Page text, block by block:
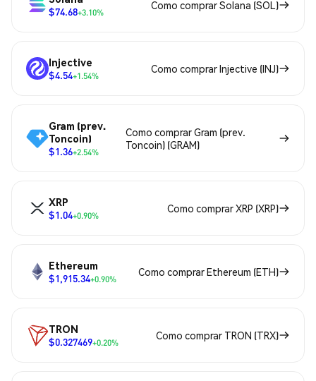
$74.68+3.10%
Como comprar Solana (SOL)
Injective
$4.54+1.54%
Como comprar Injective (INJ)
Gram (prev.
Toncoin)
$1.36+2.54%
Como comprar Gram (prev.
Toncoin) (GRAM)
XRP
$1.04+0.90%
Como comprar XRP (XRP)
Ethereum
$1,915.34+0.90%
Como comprar Ethereum (ETH)
TRON
$0.327469+0.20%
Como comprar TRON (TRX)